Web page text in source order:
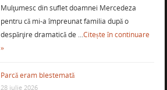
Mulţumesc din suflet doamnei Mercedeza
pentru că mi-a împreunat familia după o
despărţire dramatică de …Citește în continuare
»
Parcă eram blestemată
28 iulie 2026